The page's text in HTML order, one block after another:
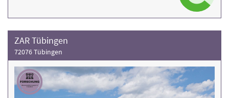
ZAR Tübingen
72076 Tübingen